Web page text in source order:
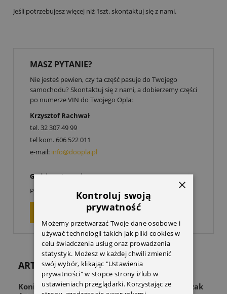
Jeśli potrzebujesz więcej niż 1szt. skontaktuj się z nami.
MASZ PYTANIE?
Nie jesteś pewien, czy ta część pasuje do Twojego
samochodu? Skontaktuj się z nami, a dobierzemy części
po numerze VIN do Twojego Opla:
Krzysztof Rachwał
tel.32 307 49 99
tel kom.606 522 011
e-mail: info@doopla.pl
Godziny otwarcia:
Poniedziałek-Piątek: 9
-17
ZAPYTAJ O PRODUKT
ARTYKUŁY
Koniec z zagraconą przestrzenią! Odkryj Wieszak
×
Kontroluj swoją
prywatność
Możemy przetwarzać Twoje dane osobowe i
używać technologii takich jak pliki cookies w
celu świadczenia usług oraz prowadzenia
statystyk. Możesz w każdej chwili zmienić
swój wybór, klikając "Ustawienia
prywatności" w stopce strony i/lub w
ustawieniach przeglądarki. Korzystając ze